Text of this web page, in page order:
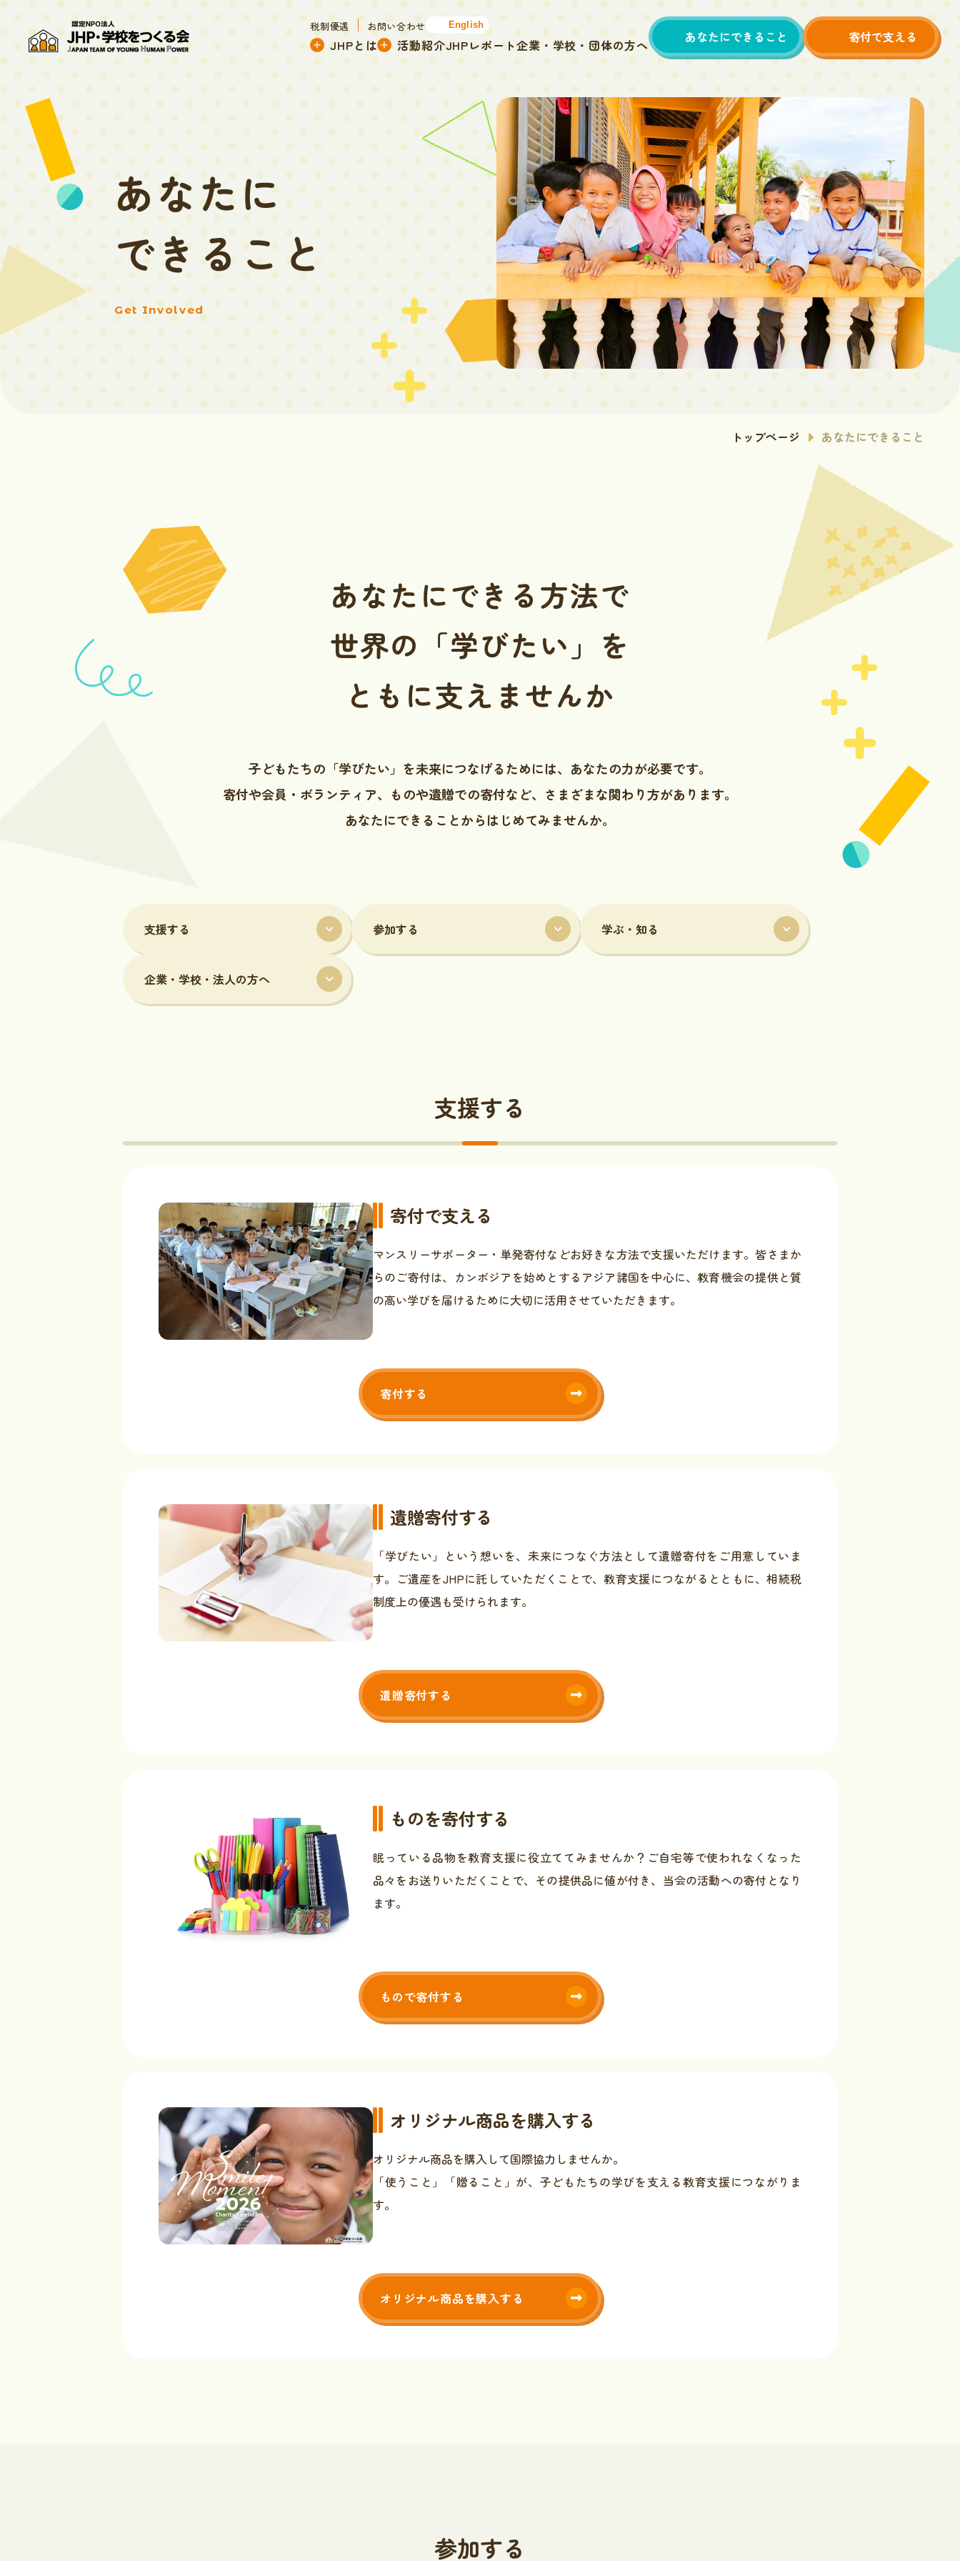
税制優遇 お問い合わせ English
JHPとは 活動紹介JHPレポート企業・学校・団体の方へ あなたにできること 寄付で支える
あなたに
できること
Get Involved
トップページ あなたにできること
あなたにできる方法で
世界の「学びたい」を
ともに支えませんか
子どもたちの「学びたい」を未来につなげるためには、あなたの力が必要です。
寄付や会員・ボランティア、ものや遺贈での寄付など、さまざまな関わり方があります。
あなたにできることからはじめてみませんか。
支援する 参加する 学ぶ・知る
企業・学校・法人の方へ
支援する
寄付で支える
マンスリーサポーター・単発寄付などお好きな方法で支援いただけます。皆さまか
らのご寄付は、カンボジアを始めとするアジア諸国を中心に、教育機会の提供と質
の高い学びを届けるために大切に活用させていただきます。
寄付する
遺贈寄付する
「学びたい」という想いを、未来につなぐ方法として遺贈寄付をご用意していま
す。ご遺産をJHPに託していただくことで、教育支援につながるとともに、相続税
制度上の優遇も受けられます。
遺贈寄付する
ものを寄付する
眠っている品物を教育支援に役立ててみませんか？ご自宅等で使われなくなった
品々をお送りいただくことで、その提供品に値が付き、当会の活動への寄付となり
ます。
もので寄付する
オリジナル商品を購入する
オリジナル商品を購入して国際協力しませんか。
「使うこと」「贈ること」が、子どもたちの学びを支える教育支援につながりま
す。
オリジナル商品を購入する
参加する